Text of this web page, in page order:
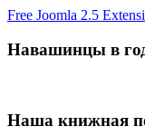
Free Joomla 2.5
Навашинцы в
Наша книжная